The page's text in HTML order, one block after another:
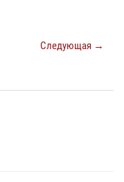
Следующая →